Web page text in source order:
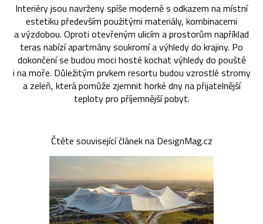
Interiéry jsou navrženy spíše moderně s odkazem na místní
estetiku především použitými materiály, kombinacemi
a výzdobou. Oproti otevřeným ulicím a prostorům například
teras nabízí apartmány soukromí a výhledy do krajiny. Po
dokončení se budou moci hosté kochat výhledy do pouště
i na moře. Důležitým prvkem resortu budou vzrostlé stromy
a zeleň, která pomůže zjemnit horké dny na přijatelnější
teploty pro příjemnější pobyt.
Čtěte související článek na DesignMag.cz